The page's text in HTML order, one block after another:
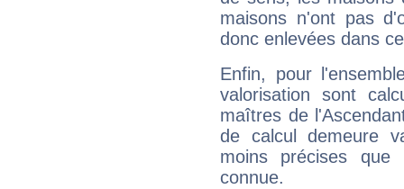
maisons n'ont pas
donc enlevées dans
Enfin, pour
valorisation sont
maîtres de
de calcul demeure
moins précises que
connue.